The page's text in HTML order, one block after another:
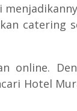
catering
online.
Hotel